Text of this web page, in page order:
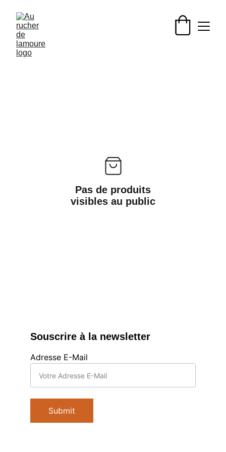
Pas de produits
visibles au public
Adresse E-Mail
Submit
Souscrire à la newsletter